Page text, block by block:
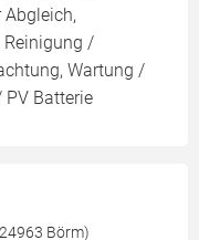
Abgleich,
/
Wartung /
PV Batterie
Börm)